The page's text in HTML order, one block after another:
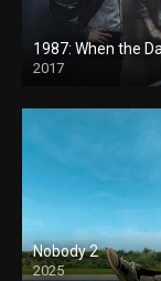
1987: When the
2017
Nobody 2
2025